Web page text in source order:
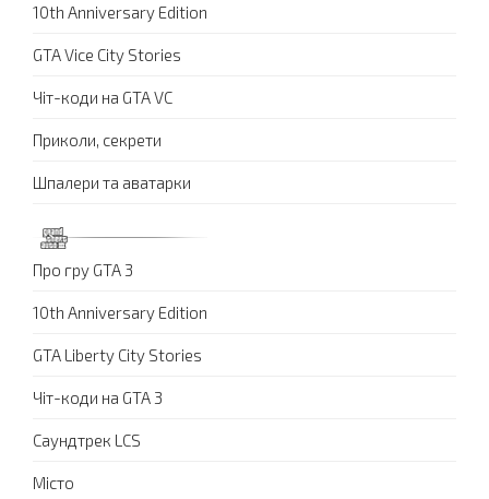
10th Anniversary Edition
GTA Vice City Stories
Чіт-коди на GTA VC
Приколи, секрети
Шпалери та аватарки
Про гру GTA 3
10th Anniversary Edition
GTA Liberty City Stories
Чіт-коди на GTA 3
Саундтрек LCS
Місто